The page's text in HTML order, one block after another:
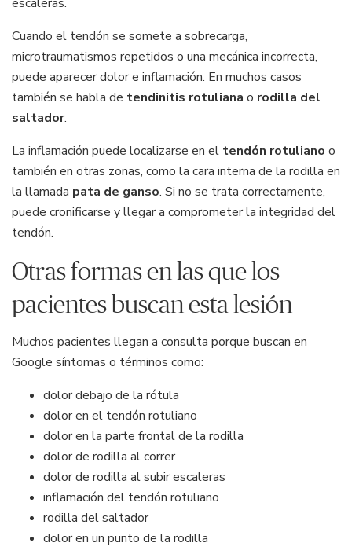
Cuando el tendón se somete a sobrecarga,
microtraumatismos repetidos o una mecánica incorrecta,
puede aparecer dolor e inflamación. En muchos casos
también se habla de tendinitis rotuliana o rodilla del
saltador.
La inflamación puede localizarse en el tendón rotuliano o
también en otras zonas, como la cara interna de la rodilla en
la llamada pata de ganso. Si no se trata correctamente,
puede cronificarse y llegar a comprometer la integridad del
tendón.
Otras formas en las que los
pacientes buscan esta lesión
Muchos pacientes llegan a consulta porque buscan en
Google síntomas o términos como:
dolor debajo de la rótula
dolor en el tendón rotuliano
dolor en la parte frontal de la rodilla
dolor de rodilla al correr
dolor de rodilla al subir escaleras
inflamación del tendón rotuliano
rodilla del saltador
dolor en un punto de la rodilla